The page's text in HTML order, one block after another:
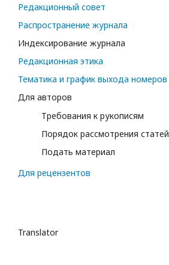
Редакционный совет
Распространение журнала
Индексирование журнала
Редакционная этика
Тематика и график выхода номеров
Для авторов
Требования к рукописям
Порядок рассмотрения статей
Подать материал
Для рецензентов
Translator